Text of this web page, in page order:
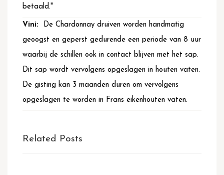
betaald."
De Chardonnay druiven worden handmatig
geoogst en geperst gedurende een periode van 8 uur
waarbij de schillen ook in contact blijven met het sap.
Dit sap wordt vervolgens opgeslagen in houten vaten.
De gisting kan 3 maanden duren om vervolgens
opgeslagen te worden in Frans eikenhouten vaten.
Related Posts